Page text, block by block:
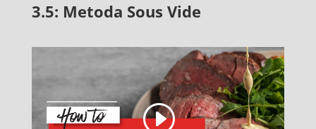
3.5: Metoda Sous Vide